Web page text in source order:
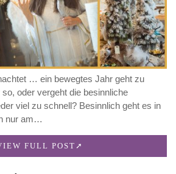
… ein bewegtes Jahr geht zu
oder vergeht die besinnliche
viel zu schnell? Besinnlich geht es in
nur am…
FULL POST